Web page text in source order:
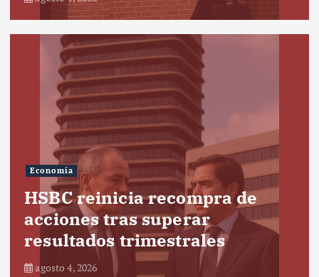
Economía
HSBC reinicia recompra de
acciones tras superar
resultados trimestrales
agosto 4, 2026